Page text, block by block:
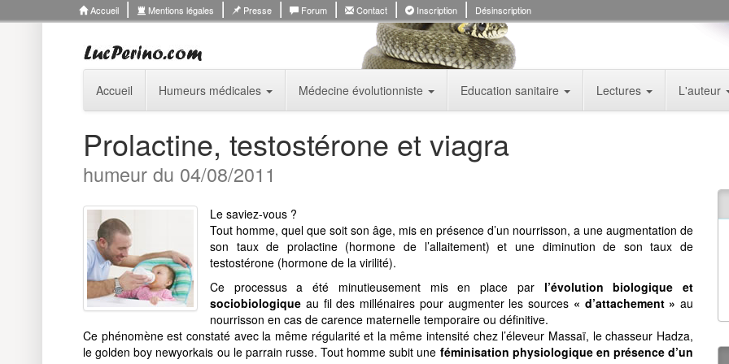
Accueil Mentions légales Presse Forum Contact Inscription Désinscription
Accueil Humeurs médicales Médecine évolutionniste Education sanitaire Lectures L'auteur
Prolactine, testostérone et viagra
humeur du 04/08/2011
Le saviez-vous ?
Tout homme, quel que soit son âge, mis en présence d’un nourrisson, a une augmentation de
son taux de prolactine (hormone de l’allaitement) et une diminution de son taux de
testostérone (hormone de la virilité).
Ce processus a été minutieusement mis en place par l’évolution biologique et
sociobiologique au fil des millénaires pour augmenter les sources « d’attachement » au
nourrisson en cas de carence maternelle temporaire ou définitive.
Ce phénomène est constaté avec la même régularité et la même intensité chez l’éleveur Massaï, le chasseur Hadza,
le golden boy newyorkais ou le parrain russe. Tout homme subit une féminisation physiologique en présence d’un